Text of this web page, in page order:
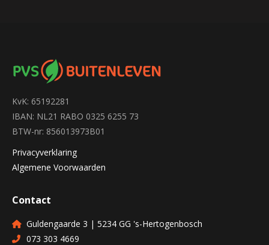
KvK: 65192281
IBAN: NL21 RABO 0325 6255 73
BTW-nr: 856013973B01
Privacyverklaring
Algemene Voorwaarden
Contact
Guldengaarde 3 | 5234 GG 's-Hertogenbosch
073 303 4669